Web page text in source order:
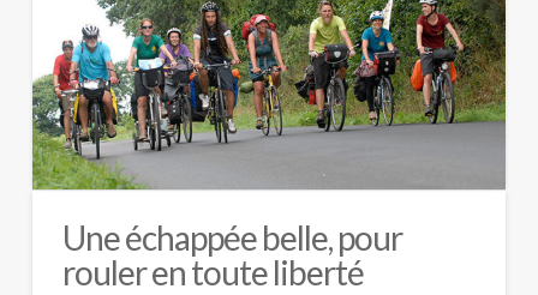
Une échappée belle, pour
rouler en toute liberté